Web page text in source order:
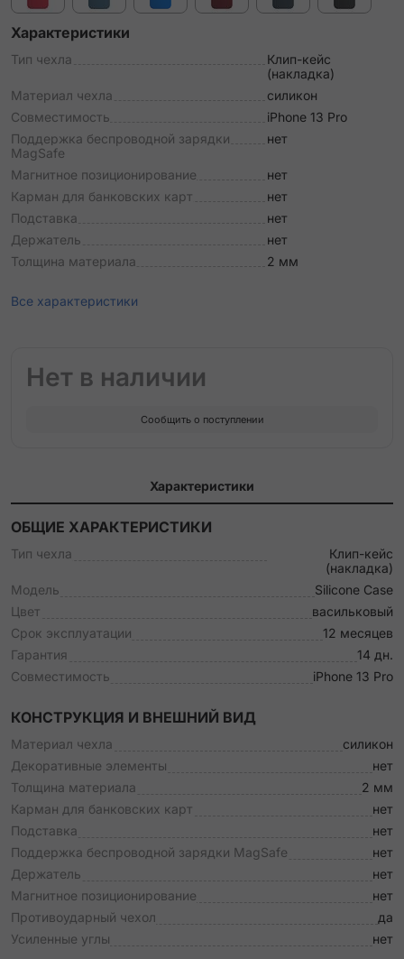
Характеристики
Тип чехла
Клип-кейс
(накладка)
Материал чехла
силикон
Совместимость
iPhone 13 Pro
Поддержка беспроводной зарядки
MagSafe
нет
Магнитное позиционирование
нет
Карман для банковских карт
нет
Подставка
нет
Держатель
нет
Толщина материала
2 мм
Все характеристики
Нет в наличии
Сообщить о поступлении
Характеристики
ОБЩИЕ ХАРАКТЕРИСТИКИ
Тип чехла
Клип-кейс
(накладка)
Модель
Silicone Case
Цвет
васильковый
Срок эксплуатации
12 месяцев
Гарантия
14 дн.
Совместимость
iPhone 13 Pro
КОНСТРУКЦИЯ И ВНЕШНИЙ ВИД
Материал чехла
силикон
Декоративные элементы
нет
Толщина материала
2 мм
Карман для банковских карт
нет
Подставка
нет
Поддержка беспроводной зарядки MagSafe
нет
Держатель
нет
Магнитное позиционирование
нет
Противоударный чехол
да
Усиленные углы
нет